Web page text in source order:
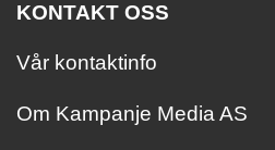
KONTAKT OSS
Vår kontaktinfo
Om Kampanje Media AS